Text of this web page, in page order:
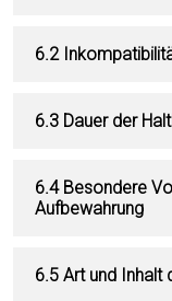
6.2
6.3 Dauer der
6.4 Besondere
Aufbewahrung
6.5 Art und Inhalt